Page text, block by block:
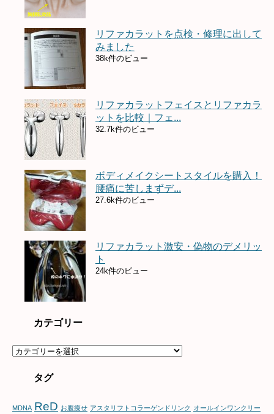
リファカラットを点検・修理に出して
みました
38k件のビュー
リファカラットフェイスとリファカラ
ットを比較｜フェ...
32.7k件のビュー
ボディメイクシートスタイルを購入！
腰痛に苦しまずデ...
27.6k件のビュー
リファカラット激安・偽物のデメリッ
ト
24k件のビュー
カテゴリー
カ
タグ
MDNA ReD お腹痩せ アスタリフトコラーゲンドリンク オールインワンクリー